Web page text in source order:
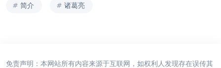
简介 诸葛亮
免责声明：本网站所有内容来源于互联网，如权利人发现存在误传其